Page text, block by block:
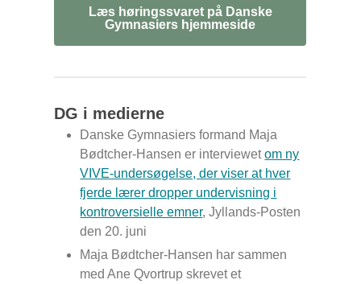
Læs høringssvaret på Danske
Gymnasiers hjemmeside
DG i medierne
Danske Gymnasiers formand Maja
Bødtcher-Hansen er interviewetom ny
VIVE-undersøgelse, der viser at hver
fjerde lærer dropper undervisning i
kontroversielle emner,Jyllands-Posten
den 20. juni
Maja Bødtcher-Hansen har sammen
med Ane Qvortrup skrevet et